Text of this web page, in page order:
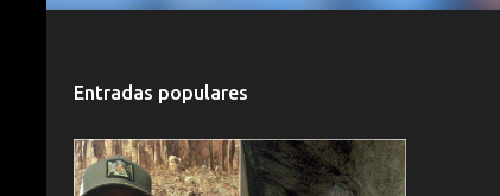
Entradas populares